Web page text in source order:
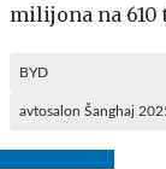
milijona na 610
BYD
avtosalon Šanghaj